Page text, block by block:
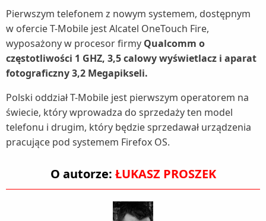
Pierwszym telefonem z nowym systemem, dostępnym
w ofercie T-Mobile jest Alcatel OneTouch Fire,
wyposażony w procesor firmy Qualcomm o
częstotliwości 1 GHZ, 3,5 calowy wyświetlacz i aparat
fotograficzny 3,2 Megapikseli.
Polski oddział T-Mobile jest pierwszym operatorem na
świecie, który wprowadza do sprzedaży ten model
telefonu i drugim, który będzie sprzedawał urządzenia
pracujące pod systemem Firefox OS.
O autorze: ŁUKASZ PROSZEK